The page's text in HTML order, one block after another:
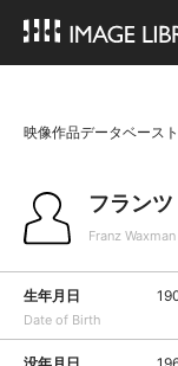
映像作品データベース
フラン
Franz Waxman
生年月日
Date of Birth